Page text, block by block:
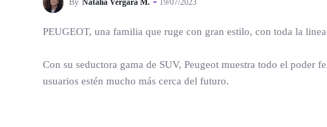
PEUGEOT, una familia que ruge con gran estilo, con toda la
Con su seductora gama de SUV, Peugeot muestra todo el poder
usuarios estén mucho más cerca del futuro.